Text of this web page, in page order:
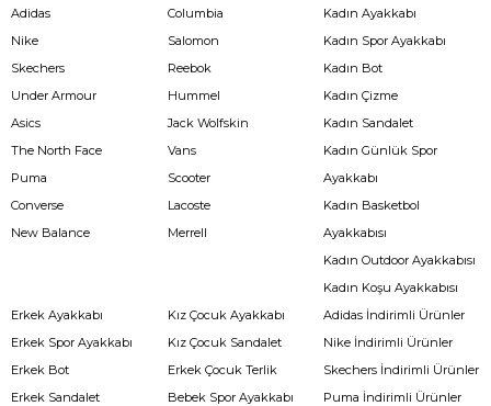
Adidas
Nike
Skechers
Under Armour
Asics
The North Face
Puma
Converse
New Balance
Columbia
Salomon
Reebok
Hummel
Jack Wolfskin
Vans
Scooter
Lacoste
Merrell
Kadın Ayakkabı
Kadın Spor Ayakkabı
Kadın Bot
Kadın Çizme
Kadın Sandalet
Kadın Günlük Spor
Ayakkabı
Kadın Basketbol
Ayakkabısı
Kadın Outdoor Ayakkabısı
Kadın Koşu Ayakkabısı
Erkek Ayakkabı
Erkek Spor Ayakkabı
Erkek Bot
Erkek Sandalet
Kız Çocuk Ayakkabı
Kız Çocuk Sandalet
Erkek Çocuk Terlik
Bebek Spor Ayakkabı
Adidas İndirimli Ürünler
Nike İndirimli Ürünler
Skechers İndirimli Ürünler
Puma İndirimli Ürünler